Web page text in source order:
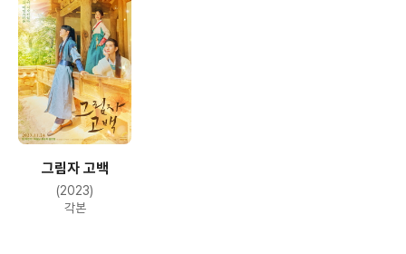
그림자 고백
(2023)
각본